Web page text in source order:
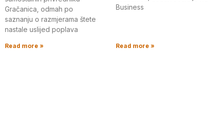
Gračanica, odmah po
saznanju o razmjerama štete
nastale uslijed poplava
Read more »
Business
Read more »